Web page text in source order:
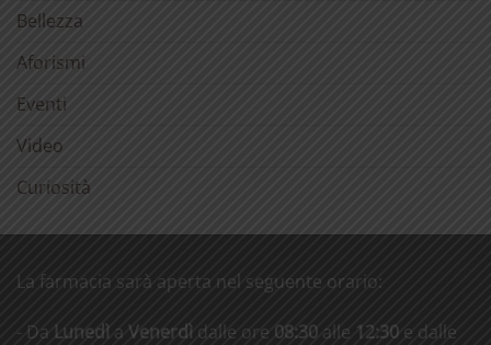
Bellezza
Aforismi
Eventi
Video
Curiosità
La farmacia sarà aperta nel seguente orario:
- Da Lunedì a Venerdì dalle ore 08:30 alle 12:30 e dalle